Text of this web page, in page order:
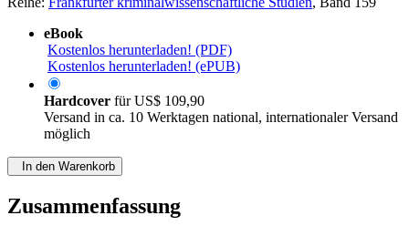
eBook
Kostenlos herunterladen! (PDF)
Kostenlos herunterladen! (ePUB)
Hardcover fürUS$ 109,90
Versand in ca. 10 Werktagen national, internationaler Versand
möglich
In den Warenkorb
Zusammenfassung